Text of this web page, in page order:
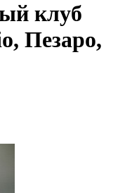
клуб
Пезаро,